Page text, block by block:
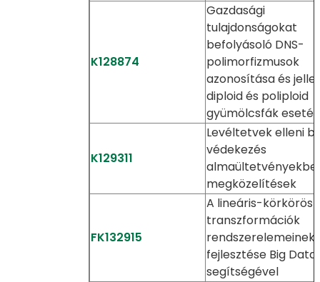
K128874
Gazdasági
tulajdonságokat
befolyásoló DNS-
polimorfizmusok
azonosítása és
diploid és poliploid
gyümölcsfák
K129311
Levéltetvek elleni
védekezés
megközelítések
FK132915
A lineáris-körkörös
transzformációk
rendszerelemeinek
fejlesztése Big Data
segítségével